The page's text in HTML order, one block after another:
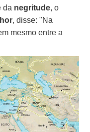
da negritude, o
, disse: "Na
mesmo entre a